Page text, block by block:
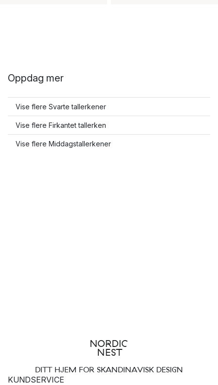
Oppdag mer
Vise flere Svarte tallerkener
Vise flere Firkantet tallerken
Vise flere Middagstallerkener
DITT HJEM FOR SKANDINAVISK DESIGN
KUNDSERVICE